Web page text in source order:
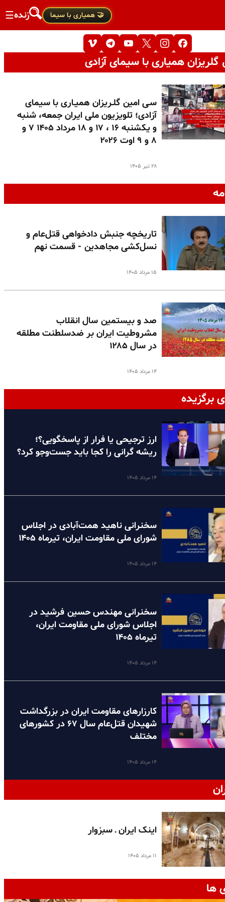
🤝 همیاری با سیما زنده☰
همیاری با سیمای آزادی
سـی امین گلـریزان همیـاری با سیمای
آزادی؛ تلویزیون ملی ایران جمعه، شنبه
و یکشنبه ۱۶ ، ۱۷ و ۱۸ مرداد ۱۴۰۵ ۷ و
۸ و ۹ اوت ۲۰۲۶
۲۸ تیر ۱۴۰۵
تاریخچه جنبش دادخواهی قتل‌عام و
نسل‌کشی مجاهدین - قسمت نهم
۱۵ مرداد ۱۴۰۵
صد و بیستمین سال انقلاب
مشروطیت ایران بر ضدسلطنت مطلقه
در سال ۱۲۸۵
۱۴ مرداد ۱۴۰۵
برگزیده
ارز ترجیحی یا فرار از پاسخگویی؟؛
ریشه گرانی را کجا باید جست‌وجو کرد؟
۱۴ مرداد ۱۴۰۵
سخنرانی ناهید همت‌آبادی در اجلاس
شورای ملی مقاومت ایران، تیرماه ۱۴۰۵
۱۴ مرداد ۱۴۰۵
سخنرانی مهندس حسین فرشید در
اجلاس شورای ملی مقاومت ایران،
تیرماه ۱۴۰۵
۱۴ مرداد ۱۴۰۵
کارزارهای مقاومت ایران در بزرگداشت
شهیدان قتل‌عام سال ۶۷ در کشورهای
مختلف
۱۴ مرداد ۱۴۰۵
اینک ایران ـ سبزوار
۱۱ مرداد ۱۴۰۵
ها